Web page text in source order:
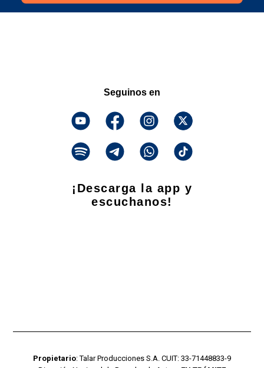
Seguinos en
¡Descarga la app y
escuchanos!
Propietario: Talar Producciones S.A. CUIT: 33-71448833-9